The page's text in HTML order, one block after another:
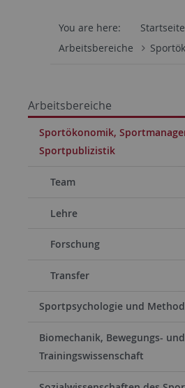
You are here: Startseite
Arbeitsbereiche
Arbeitsbereiche
Sportökonomik,
Sportpublizistik
Team
Lehre
Forschung
Transfer
Sportpsychologie und
Biomechanik, Bewegungs- und
Trainingswissenschaft